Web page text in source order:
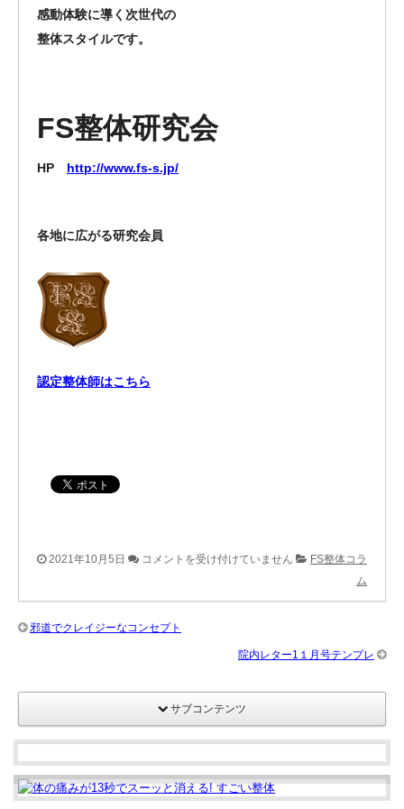
感動体験に導く次世代の
整体スタイルです。
FS整体研究会
HP http://www.fs-s.jp/
各地に広がる研究会員
認定整体師はこちら
2021年10月5日
商
出
版
ま
ま
し
コメントを受け付けていません
FS整体コラ
ム
邪道でクレイジーなコンセプト
院内レター1１月号テンプレ
サブコンテンツ